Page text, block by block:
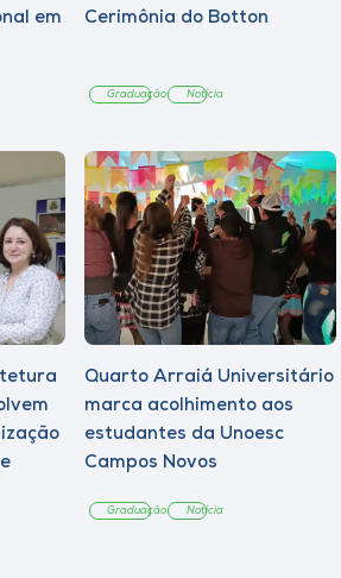
em
Cerimônia do Botton
Graduação Notícia
Quarto Arraiá Universitário
marca acolhimento aos
estudantes da Unoesc
Campos Novos
Graduação Notícia